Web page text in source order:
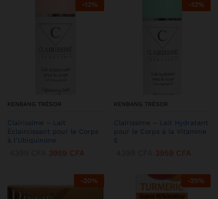
-12%
KENBANG TRÉSOR
Clairissime – Lait
Éclaircissant pour le Corps
à l’Ubiquinone
3959 CFA
-12%
KENBANG TRÉSOR
Clairissime – Lait Hydratant
pour le Corps à la Vitamine
E
3959 CFA
-20% -25%